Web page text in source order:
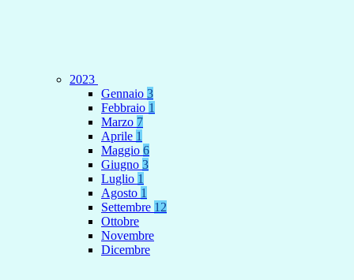
2023
Gennaio 3
Febbraio 1
Marzo 7
Aprile 1
Maggio 6
Giugno 3
Luglio 1
Agosto 1
Settembre 12
Ottobre
Novembre
Dicembre